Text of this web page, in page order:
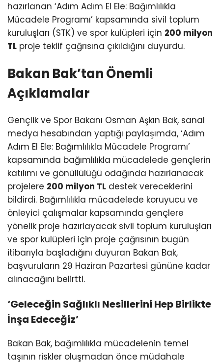
hazırlanan ‘Adım Adım El Ele: Bağımlılıkla
Mücadele Programı’ kapsamında sivil toplum
kuruluşları (STK) ve spor kulüpleri için 200 milyon
TL proje teklif çağrısına çıkıldığını duyurdu.
Bakan Bak’tan Önemli
Açıklamalar
Gençlik ve Spor Bakanı Osman Aşkın Bak, sanal
medya hesabından yaptığı paylaşımda, ‘Adım
Adım El Ele: Bağımlılıkla Mücadele Programı’
kapsamında bağımlılıkla mücadelede gençlerin
katılımı ve gönüllülüğü odağında hazırlanacak
projelere 200 milyon TL destek vereceklerini
bildirdi. Bağımlılıkla mücadelede koruyucu ve
önleyici çalışmalar kapsamında gençlere
yönelik proje hazırlayacak sivil toplum kuruluşları
ve spor kulüpleri için proje çağrısının bugün
itibarıyla başladığını duyuran Bakan Bak,
başvuruların 29 Haziran Pazartesi gününe kadar
alınacağını belirtti.
‘Geleceğin Sağlıklı Nesillerini Hep Birlikte
İnşa Edeceğiz’
Bakan Bak, bağımlılıkla mücadelenin temel
taşının riskler oluşmadan önce müdahale